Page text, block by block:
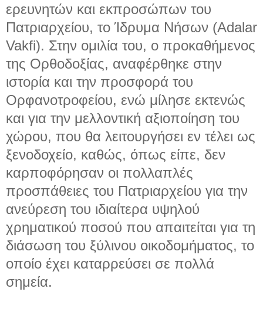
ερευνητών και εκπροσώπων του
Πατριαρχείου, το Ίδρυμα Νήσων (Adalar
Vakfi). Στην ομιλία του, ο προκαθήμενος
της Ορθοδοξίας, αναφέρθηκε στην
ιστορία και την προσφορά του
Ορφανοτροφείου, ενώ μίλησε εκτενώς
και για την μελλοντική αξιοποίηση του
χώρου, που θα λειτουργήσει εν τέλει ως
ξενοδοχείο, καθώς, όπως είπε, δεν
καρποφόρησαν οι πολλαπλές
προσπάθειες του Πατριαρχείου για την
ανεύρεση του ιδιαίτερα υψηλού
χρηματικού ποσού που απαιτείται για τη
διάσωση του ξύλινου οικοδομήματος, το
οποίο έχει καταρρεύσει σε πολλά
σημεία.